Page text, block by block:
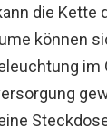
die Kette
können
im